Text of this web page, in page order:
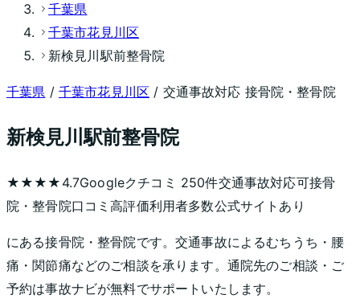
千葉県
千葉市花見川区
新検見川駅前整骨院
千葉県 / 千葉市花見川区 / 交通事故対応 接骨院・整骨院
新検見川駅前整骨院
★★★★ 4.7Googleクチコミ 250件交通事故対応可接骨
院・整骨院口コミ高評価利用者多数公式サイトあり
にある接骨院・整骨院です。交通事故によるむちうち・腰
痛・関節痛などのご相談を承ります。通院先のご相談・ご
予約は事故ナビが無料でサポートいたします。